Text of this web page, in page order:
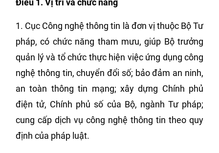
Điều 1. Vị trí và chức năng
1. Cục Công nghệ thông tin là đơn vị thuộc Bộ Tư
pháp, có chức năng tham mưu, giúp Bộ trưởng
quản lý và tổ chức thực hiện việc ứng dụng công
nghệ thông tin, chuyển đổi số; bảo đảm an ninh,
an toàn thông tin mạng; xây dựng Chính phủ
điện tử, Chính phủ số của Bộ, ngành Tư pháp;
cung cấp dịch vụ công nghệ thông tin theo quy
định của pháp luật.